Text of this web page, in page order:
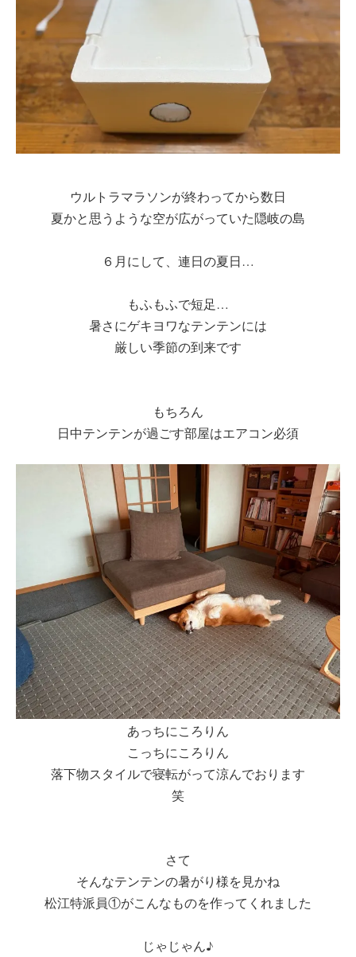
ウルトラマラソンが終わってから数日
夏かと思うような空が広がっていた隠岐の島
６月にして、連日の夏日…
もふもふで短足…
暑さにゲキヨワなテンテンには
厳しい季節の到来です
もちろん
日中テンテンが過ごす部屋はエアコン必須
あっちにころりん
こっちにころりん
落下物スタイルで寝転がって涼んでおります
笑
さて
そんなテンテンの暑がり様を見かね
松江特派員①がこんなものを作ってくれました
じゃじゃん♪